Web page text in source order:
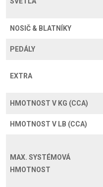
NOSIČ & BLATNÍKY
PEDÁLY
EXTRA
HMOTNOST V KG (CCA)
HMOTNOST V LB (CCA)
MAX. SYSTÉMOVÁ
HMOTNOST